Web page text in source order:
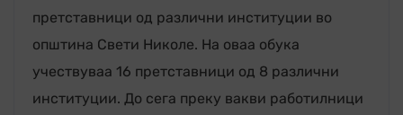
претставници од различни институции во
општина Свети Николе. На оваа обука
учествуваа 16 претставници од 8 различни
институции. До сега преку вакви работилници